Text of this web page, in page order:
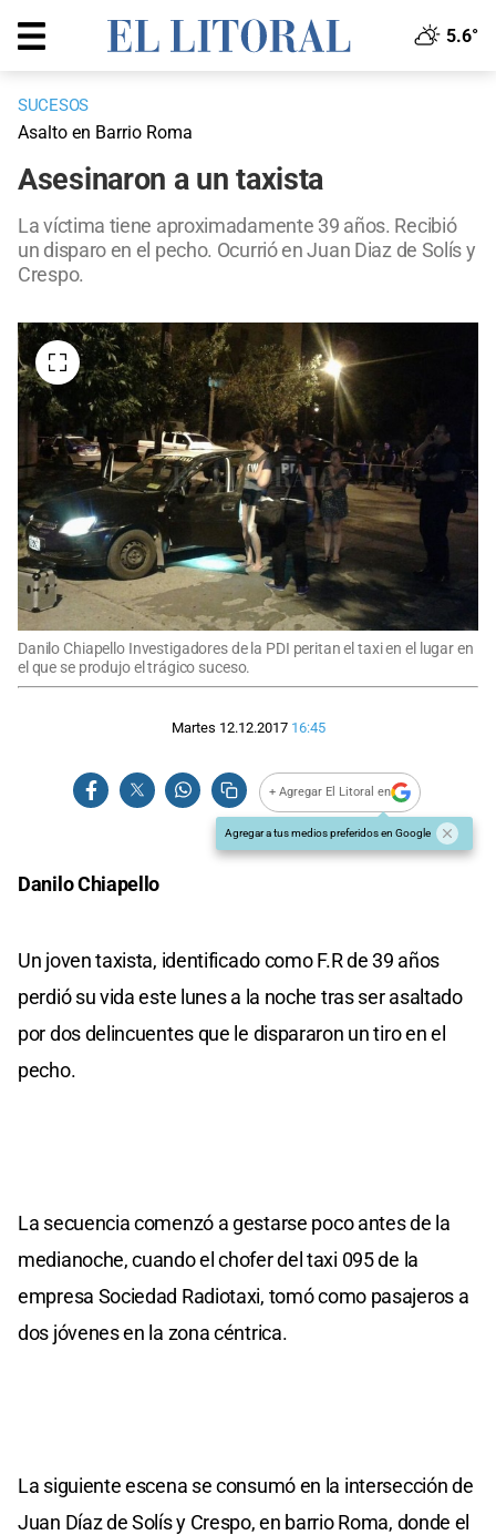
5.6°
SUCESOS
Asalto en Barrio Roma
Asesinaron a un taxista
La víctima tiene aproximadamente 39 años. Recibió
un disparo en el pecho. Ocurrió en Juan Diaz de Solís y
Crespo.
Danilo Chiapello Investigadores de la PDI peritan el taxi en el lugar en
el que se produjo el trágico suceso.
Martes 12.12.2017 16:45
+ Agregar El Litoral en
Agregar a tus medios preferidos en Google
Danilo Chiapello
Un joven taxista, identificado como F.R de 39 años
perdió su vida este lunes a la noche tras ser asaltado
por dos delincuentes que le dispararon un tiro en el
pecho.
La secuencia comenzó a gestarse poco antes de la
medianoche, cuando el chofer del taxi 095 de la
empresa Sociedad Radiotaxi, tomó como pasajeros a
dos jóvenes en la zona céntrica.
La siguiente escena se consumó en la intersección de
Juan Díaz de Solís y Crespo, en barrio Roma, donde el